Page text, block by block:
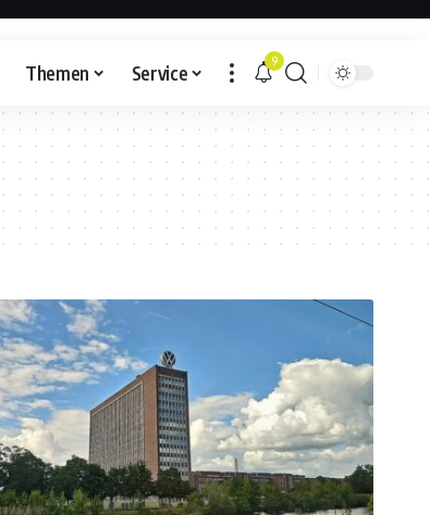
Themen Service 9